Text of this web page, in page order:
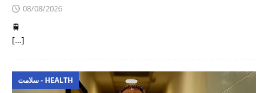
08/08/2026
🚆
[…]
سلامت - HEALTH